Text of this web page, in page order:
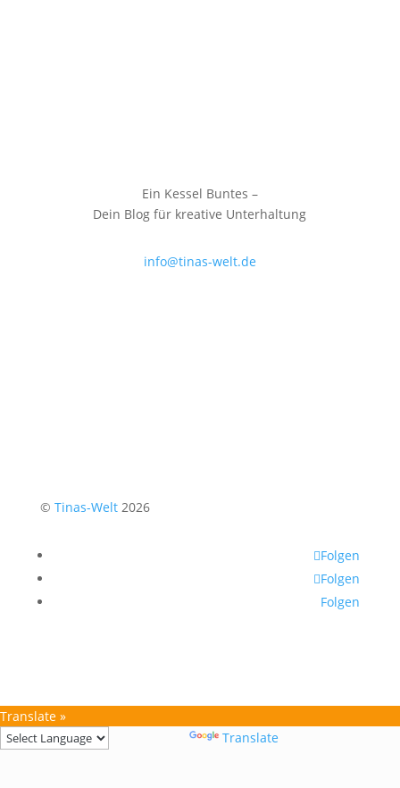
Ein Kessel Buntes –
Dein Blog für kreative Unterhaltung
info@tinas-welt.de
© Tinas-Welt2026
Folgen
Folgen
Folgen
Translate »
Translate